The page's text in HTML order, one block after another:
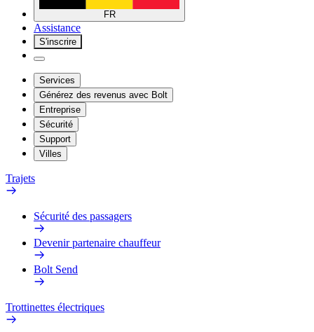
FR
Assistance
S'inscrire
Services
Générez des revenus avec Bolt
Entreprise
Sécurité
Support
Villes
Trajets
Sécurité des passagers
Devenir partenaire chauffeur
Bolt Send
Trottinettes électriques